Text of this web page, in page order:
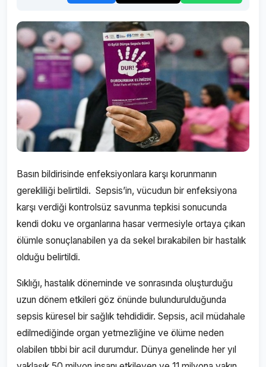
Basın bildirisinde enfeksiyonlara karşı korunmanın
gerekliliği belirtildi. Sepsis’in, vücudun bir enfeksiyona
karşı verdiği kontrolsüz savunma tepkisi sonucunda
kendi doku ve organlarına hasar vermesiyle ortaya çıkan
ölümle sonuçlanabilen ya da sekel bırakabilen bir hastalık
olduğu belirtildi.
Sıklığı, hastalık döneminde ve sonrasında oluşturduğu
uzun dönem etkileri göz önünde bulundurulduğunda
sepsis küresel bir sağlık tehdididir. Sepsis, acil müdahale
edilmediğinde organ yetmezliğine ve ölüme neden
olabilen tıbbi bir acil durumdur. Dünya genelinde her yıl